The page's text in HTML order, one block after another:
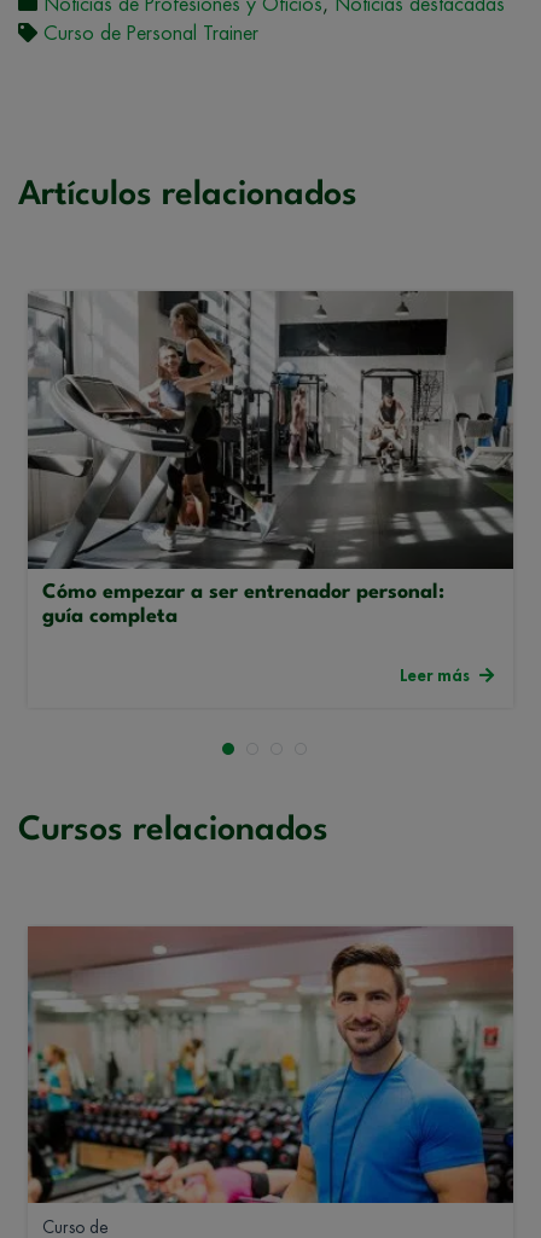
Noticias de Profesiones y Oficios, Noticias destacadas
Curso de Personal Trainer
Artículos relacionados
Cómo empezar a ser entrenador personal:
guía completa
Leer más
Cursos relacionados
Curso de